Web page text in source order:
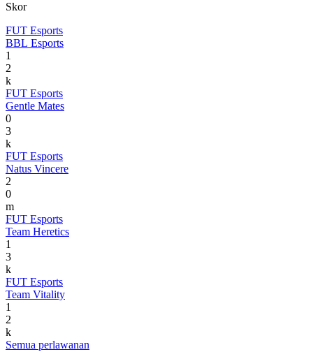
Skor
FUT Esports
BBL Esports
1
2
k
FUT Esports
Gentle Mates
0
3
k
FUT Esports
Natus Vincere
2
0
m
FUT Esports
Team Heretics
1
3
k
FUT Esports
Team Vitality
1
2
k
Semua perlawanan